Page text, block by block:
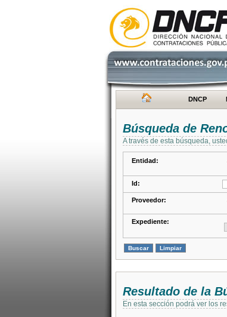
DNCP
Búsqueda de
A través de esta búsqueda,
Entidad:
Id:
Proveedor:
Expediente:
Resultado de la
En esta sección podrá ver los